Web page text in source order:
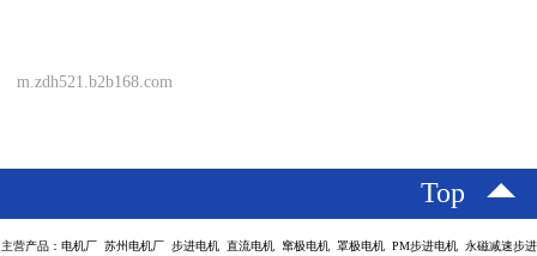
m.zdh521.b2b168.com
Top
主营产品：电机厂 苏州电机厂 步进电机 直流电机 窜极电机 罩极电机 PM步进电机 永磁减速步进